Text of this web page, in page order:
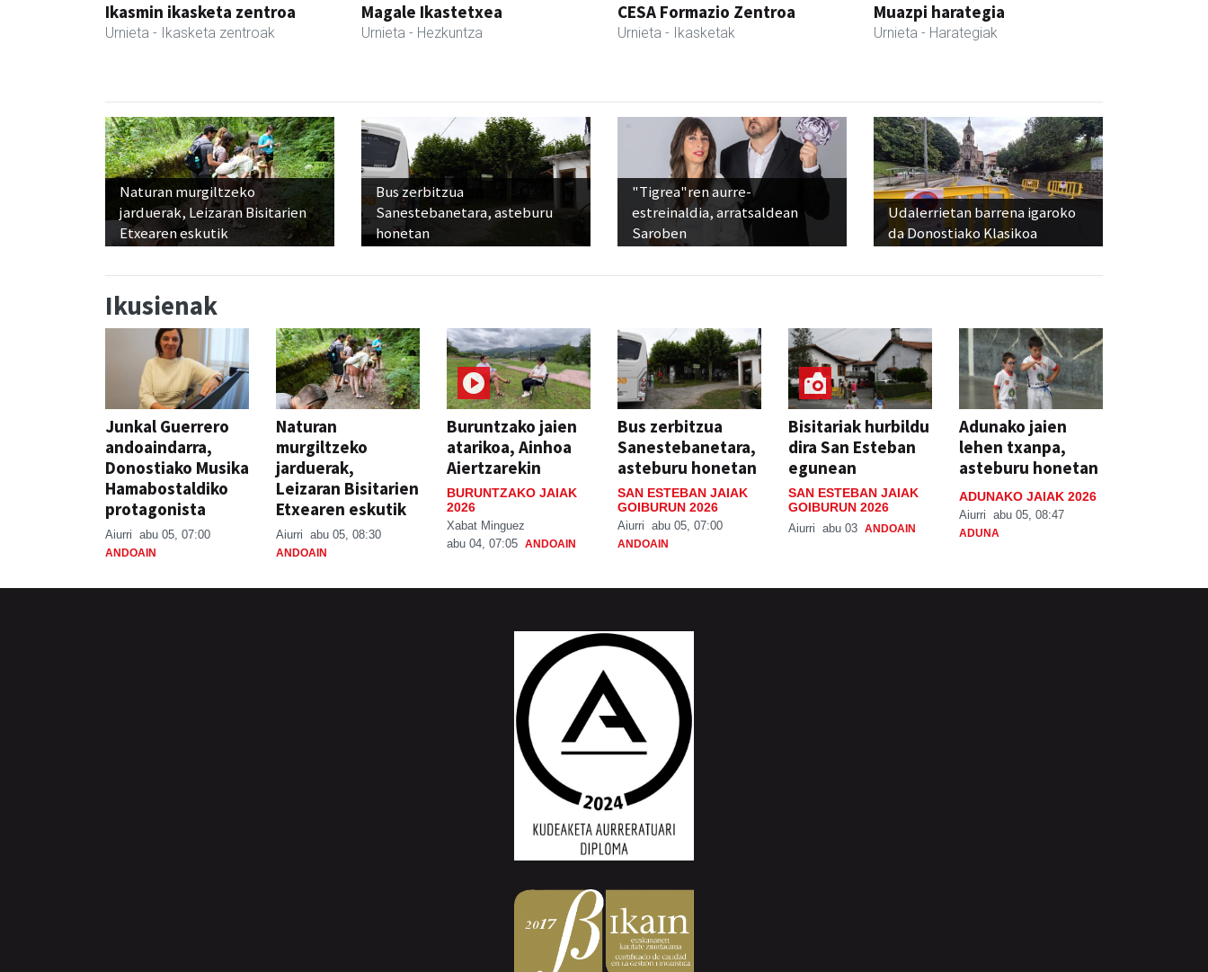
Ikasmin ikasketa zentroa
Urnieta - Ikasketa zentroak
Magale Ikastetxea
Urnieta - Hezkuntza
CESA Formazio Zentroa
Urnieta - Ikasketak
Muazpi harategia
Urnieta - Harategiak
Naturan murgiltzeko
jarduerak, Leizaran Bisitarien
Etxearen eskutik
Bus zerbitzua
Sanestebanetara, asteburu
honetan
"Tigrea"ren aurre-
estreinaldia, arratsaldean
Saroben
Udalerrietan barrena igaroko
da Donostiako Klasikoa
Ikusienak
Junkal Guerrero
andoaindarra,
Donostiako Musika
Hamabostaldiko
protagonista
Aiurri abu 05, 07:00
ANDOAIN
Naturan
murgiltzeko
jarduerak,
Leizaran Bisitarien
Etxearen eskutik
Aiurri abu 05, 08:30
ANDOAIN
Buruntzako jaien
atarikoa, Ainhoa
Aiertzarekin
BURUNTZAKO JAIAK
2026
Xabat Minguez
abu 04, 07:05 ANDOAIN
Bus zerbitzua
Sanestebanetara,
asteburu honetan
SAN ESTEBAN JAIAK
GOIBURUN 2026
Aiurri abu 05, 07:00
ANDOAIN
Bisitariak hurbildu
dira San Esteban
egunean
SAN ESTEBAN JAIAK
GOIBURUN 2026
Aiurri abu 03 ANDOAIN
Adunako jaien
lehen txanpa,
asteburu honetan
ADUNAKO JAIAK 2026
Aiurri abu 05, 08:47
ADUNA